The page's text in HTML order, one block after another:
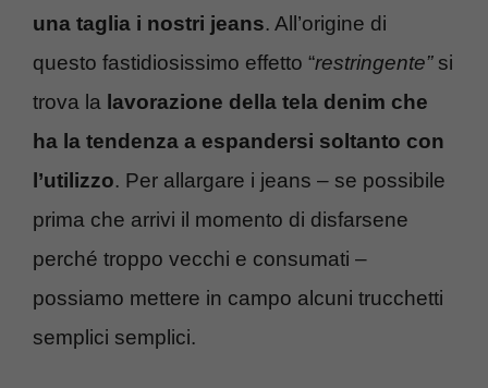
una taglia i nostri jeans. All’origine di
questo fastidiosissimo effetto “restringente”si
trova la lavorazione della tela denim che
ha la tendenza a espandersi soltanto con
l’utilizzo. Per allargare i jeans – se possibile
prima che arrivi il momento di disfarsene
perché troppo vecchi e consumati –
possiamo mettere in campo alcuni trucchetti
semplici semplici.